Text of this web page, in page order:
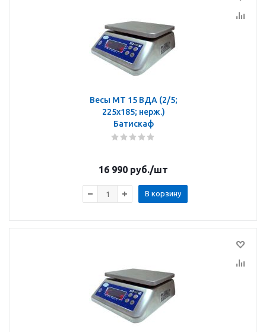
Весы МТ 15 ВДА (2/5;
225х185; нерж.)
Батискаф
16 990 руб./шт
В корзину